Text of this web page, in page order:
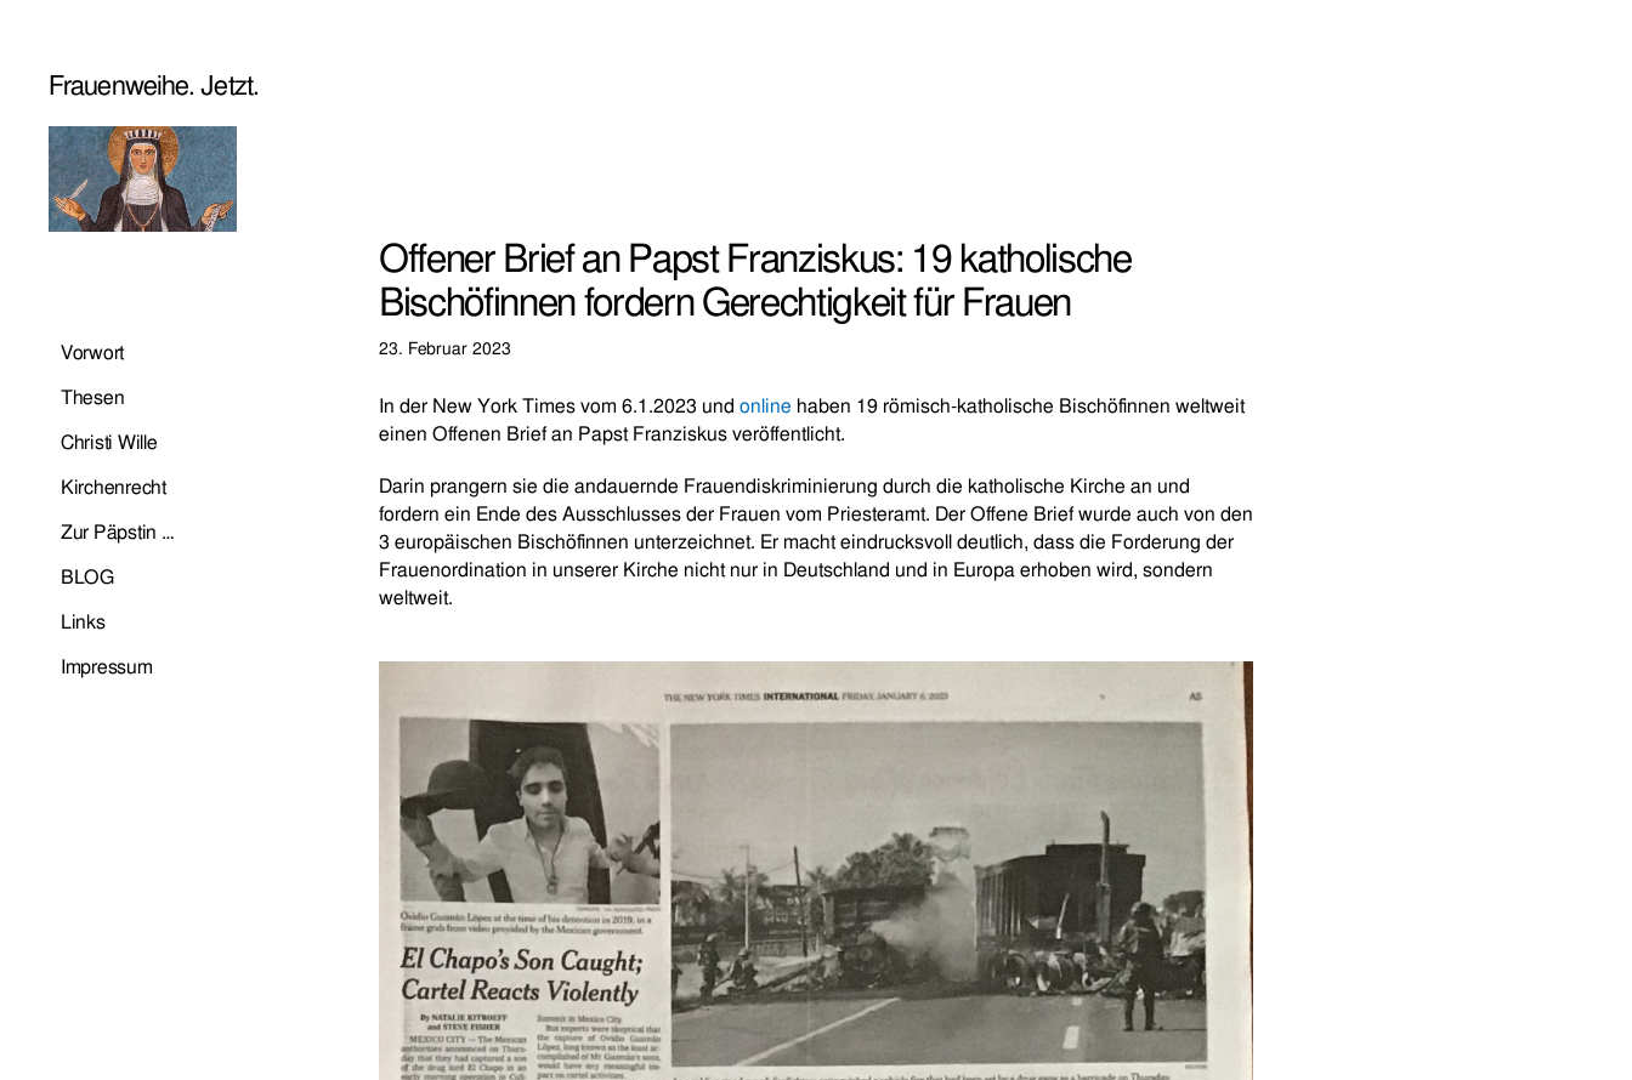
Frauenweihe. Jetzt.
Offener Brief an Papst Franziskus: 19 katholische
Bischöfinnen fordern Gerechtigkeit für Frauen
23. Februar 2023
In der New York Times vom 6.1.2023 und online haben 19 römisch-katholische Bischöfinnen weltweit
einen Offenen Brief an Papst Franziskus veröffentlicht.
Darin prangern sie die andauernde Frauendiskriminierung durch die katholische Kirche an und
fordern ein Ende des Ausschlusses der Frauen vom Priesteramt. Der Offene Brief wurde auch von den
3 europäischen Bischöfinnen unterzeichnet. Er macht eindrucksvoll deutlich, dass die Forderung der
Frauenordination in unserer Kirche nicht nur in Deutschland und in Europa erhoben wird, sondern
weltweit.
Vorwort
Thesen
Christi Wille
Kirchenrecht
Zur Päpstin …
BLOG
Links
Impressum